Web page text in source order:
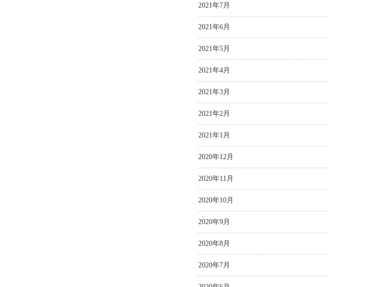
2021年7月
2021年6月
2021年5月
2021年4月
2021年3月
2021年2月
2021年1月
2020年12月
2020年11月
2020年10月
2020年9月
2020年8月
2020年7月